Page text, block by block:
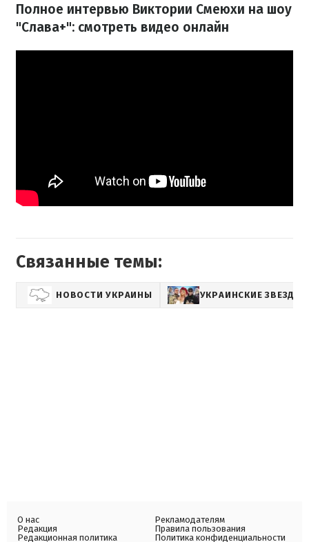
Полное интервью Виктории Смеюхи на шоу
"Слава+": смотреть видео онлайн
Связанные темы:
НОВОСТИ УКРАИНЫ УКРАИНСКИЕ ЗВЕЗДЫ
О нас
Редакция
Редакционная политика
Рекламодателям
Правила пользования
Политика конфиденциальности